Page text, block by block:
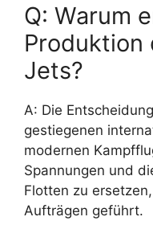
Q: Warum
Produktion
Jets?
A: Die
gestiegenen
modernen
Spannungen und
Flotten zu
Aufträgen geführt.